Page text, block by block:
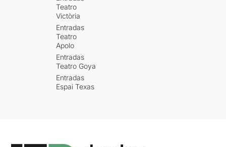
Teatro
Victòria
Entradas
Teatro
Apolo
Entradas
Teatro Goya
Entradas
Espai Texas